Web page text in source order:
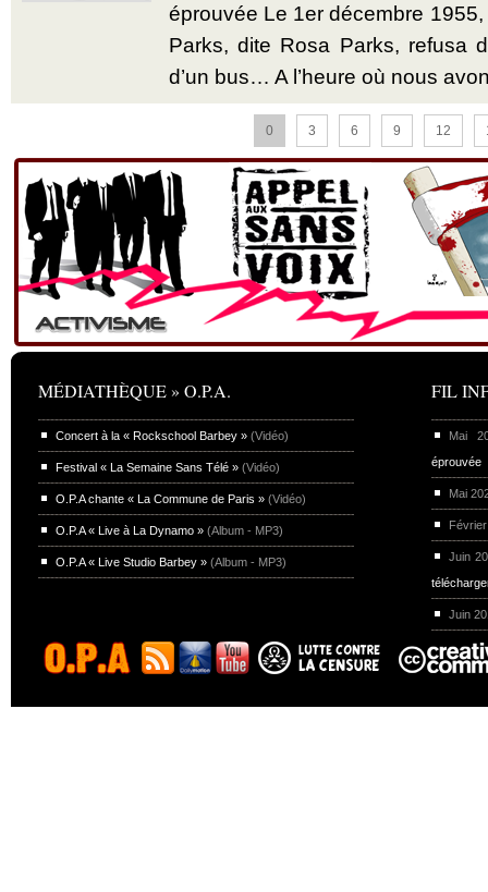
éprouvée Le 1er décembre
Parks, dite Rosa Parks, refusa
d’un bus… A l’heure où nous
0 3 6 9 12
MÉDIATHÈQUE » O.P.A.
Concert à la « Rockschool Barbey » (Vidéo)
Festival « La Semaine Sans Télé » (Vidéo)
O.P.A chante « La Commune de Paris » (Vidéo)
O.P.A « Live à La Dynamo » (Album - MP3)
O.P.A « Live Studio Barbey » (Album - MP3)
FIL
Mai
éprouvée
Mai
Juin
Juin